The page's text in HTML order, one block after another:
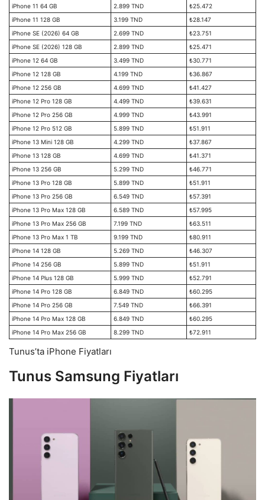
iPhone 11 64 GB 2.899 TND
₺25.472
iPhone 11 128 GB
3.199 TND
₺28.147
iPhone SE (2026) 64 GB
2.699 TND
₺23.751
iPhone SE (2026) 128 GB
2.899 TND
₺25.471
iPhone 12 64 GB
3.499 TND
₺30.771
iPhone 12 128 GB
4.199 TND
₺36.867
iPhone 12 256 GB
4.699 TND
₺41.427
iPhone 12 Pro 128 GB
4.499 TND
₺39.631
iPhone 12 Pro 256 GB
4.999 TND
₺43.991
iPhone 12 Pro 512 GB
5.899 TND
₺51.911
iPhone 13 Mini 128 GB
4.299 TND
₺37.867
iPhone 13 128 GB
4.699 TND
₺41.371
iPhone 13 256 GB
5.299 TND
₺46.771
iPhone 13 Pro 128 GB
5.899 TND
₺51.911
iPhone 13 Pro 256 GB
6.549 TND
₺57.391
iPhone 13 Pro Max 128 GB
6.589 TND
₺57.995
iPhone 13 Pro Max 256 GB
7.199 TND
₺63.511
iPhone 13 Pro Max 1 TB
9.199 TND
₺80.911
iPhone 14 128 GB
5.269 TND
₺46.307
iPhone 14 256 GB
5.899 TND
₺51.911
iPhone 14 Plus 128 GB
5.999 TND
₺52.791
iPhone 14 Pro 128 GB
6.849 TND
₺60.295
iPhone 14 Pro 256 GB
7.549 TND
₺66.391
iPhone 14 Pro Max 128 GB
6.849 TND
₺60.295
iPhone 14 Pro Max 256 GB
8.299 TND ₺72.911
Tunus’ta iPhone Fiyatları
Tunus Samsung Fiyatları